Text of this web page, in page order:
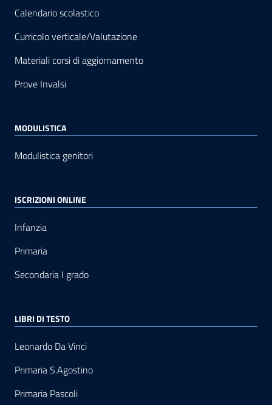
Calendario scolastico
Curricolo verticale/Valutazione
Materiali corsi di aggiornamento
Prove Invalsi
MODULISTICA
Modulistica genitori
ISCRIZIONI ONLINE
Infanzia
Primaria
Secondaria I grado
LIBRI DI TESTO
Leonardo Da Vinci
Primaria S.Agostino
Primaria Pascoli